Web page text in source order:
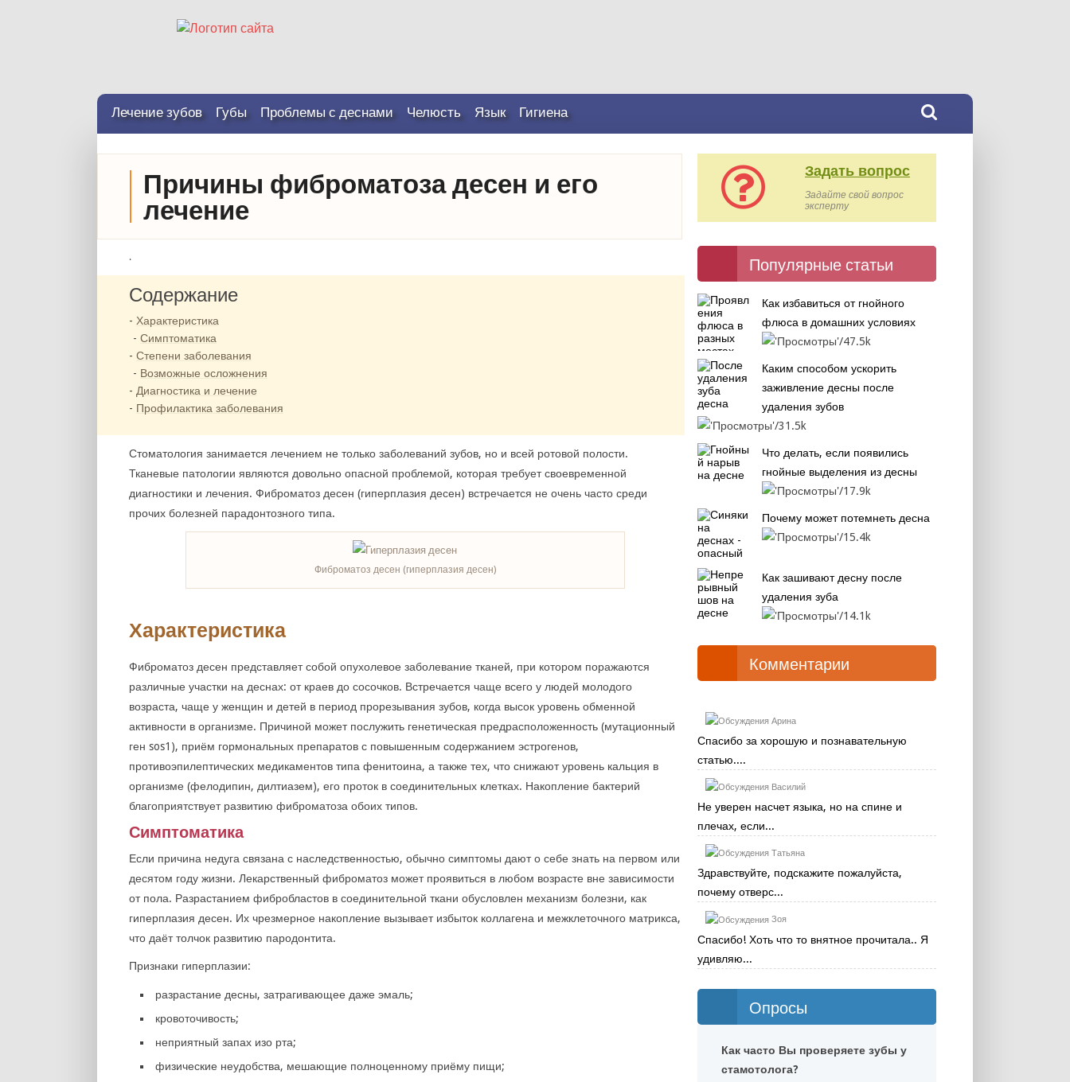
Лечение зубов Губы Проблемы с деснами Челюсть Язык Гигиена
Причины фиброматоза десен и его
лечение
.
Содержание
Характеристика
Симптоматика
Степени заболевания
Возможные осложнения
Диагностика и лечение
Профилактика заболевания
Стоматология занимается лечением не только заболеваний зубов, но и всей ротовой полости.
Тканевые патологии являются довольно опасной проблемой, которая требует своевременной
диагностики и лечения. Фиброматоз десен (гиперплазия десен) встречается не очень часто среди
прочих болезней парадонтозного типа.
Фиброматоз десен (гиперплазия десен)
Характеристика
Фиброматоз десен представляет собой опухолевое заболевание тканей, при котором поражаются
различные участки на деснах: от краев до сосочков. Встречается чаще всего у людей молодого
возраста, чаще у женщин и детей в период прорезывания зубов, когда высок уровень обменной
активности в организме. Причиной может послужить генетическая предрасположенность (мутационный
ген sos1), приём гормональных препаратов с повышенным содержанием эстрогенов,
противоэпилептических медикаментов типа фенитоина, а также тех, что снижают уровень кальция в
организме (фелодипин, дилтиазем), его проток в соединительных клетках. Накопление бактерий
благоприятствует развитию фиброматоза обоих типов.
Симптоматика
Если причина недуга связана с наследственностью, обычно симптомы дают о себе знать на первом или
десятом году жизни. Лекарственный фиброматоз может проявиться в любом возрасте вне зависимости
от пола. Разрастанием фибробластов в соединительной ткани обусловлен механизм болезни, как
гиперплазия десен. Их чрезмерное накопление вызывает избыток коллагена и межклеточного матрикса,
что даёт толчок развитию пародонтита.
Признаки гиперплазии:
разрастание десны, затрагивающее даже эмаль;
кровоточивость;
неприятный запах изо рта;
физические неудобства, мешающие полноценному приёму пищи;
Задать вопрос
Задайте свой вопрос
эксперту
Популярные статьи
Как избавиться от гнойного
флюса в домашних условиях
47.5k
Каким способом ускорить
заживление десны после
удаления зубов
31.5k
Что делать, если появились
гнойные выделения из десны
17.9k
Почему может потемнеть десна
15.4k
Как зашивают десну после
удаления зуба
14.1k
Комментарии
Арина
Спасибо за хорошую и познавательную
статью....
Василий
Не уверен насчет языка, но на спине и
плечах, если...
Татьяна
Здравствуйте, подскажите пожалуйста,
почему отверс...
Зоя
Спасибо! Хоть что то внятное прочитала.. Я
удивляю...
Опросы
Как часто Вы проверяете зубы у
стамотолога?